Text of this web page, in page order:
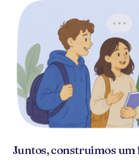
Juntos, construimos